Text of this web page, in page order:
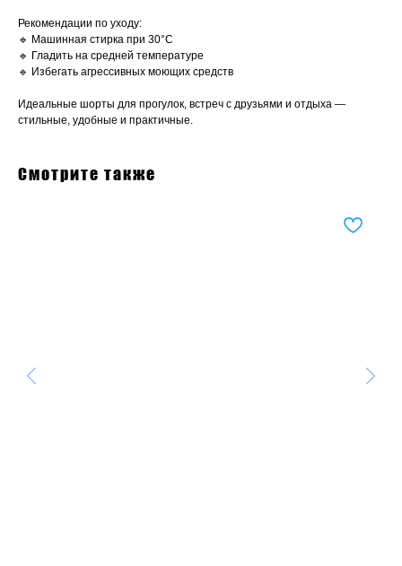
Рекомендации по уходу:
🔹 Машинная стирка при 30°C
🔹 Гладить на средней температуре
🔹 Избегать агрессивных моющих средств
Идеальные шорты для прогулок, встреч с друзьями и отдыха —
стильные, удобные и практичные.
Смотрите также